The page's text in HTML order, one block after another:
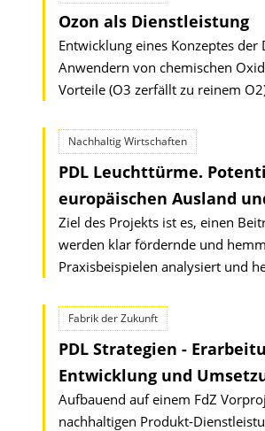
Ozon als Dienstleistung
Entwicklung eines Konzeptes
Anwendern von chemischen
Vorteile (O3 zerfällt zu reinem
Nachhaltig Wirtschaften
PDL Leuchttürme.
europäischen Ausland
Ziel des Projekts ist es, einen
werden klar fördernde und
Praxisbeispielen analysiert und
Fabrik der Zukunft
PDL Strategien -
Entwicklung und
Aufbauend auf einem FdZ
nachhaltigen Produkt-